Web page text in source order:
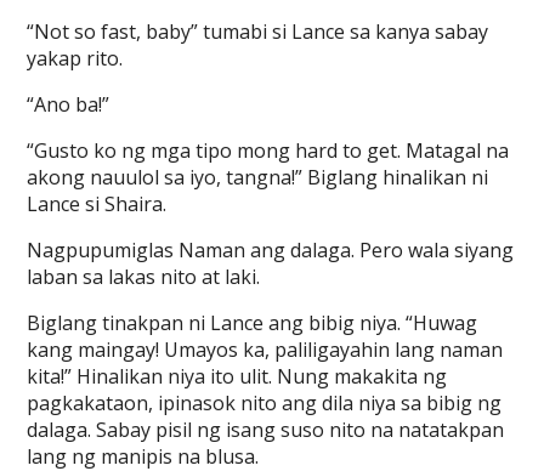
“Not so fast, baby” tumabi si Lance sa kanya sabay
yakap rito.
“Ano ba!”
“Gusto ko ng mga tipo mong hard to get. Matagal na
akong nauulol sa iyo, tangna!” Biglang hinalikan ni
Lance si Shaira.
Nagpupumiglas Naman ang dalaga. Pero wala siyang
laban sa lakas nito at laki.
Biglang tinakpan ni Lance ang bibig niya. “Huwag
kang maingay! Umayos ka, paliligayahin lang naman
kita!” Hinalikan niya ito ulit. Nung makakita ng
pagkakataon, ipinasok nito ang dila niya sa bibig ng
dalaga. Sabay pisil ng isang suso nito na natatakpan
lang ng manipis na blusa.